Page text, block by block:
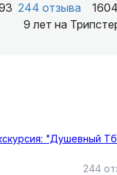
244 отзыва
9 лет на
244